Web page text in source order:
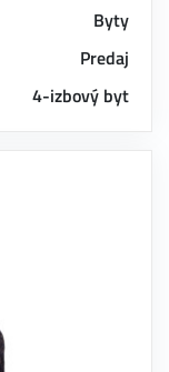
Byty
Predaj
4-izbový byt